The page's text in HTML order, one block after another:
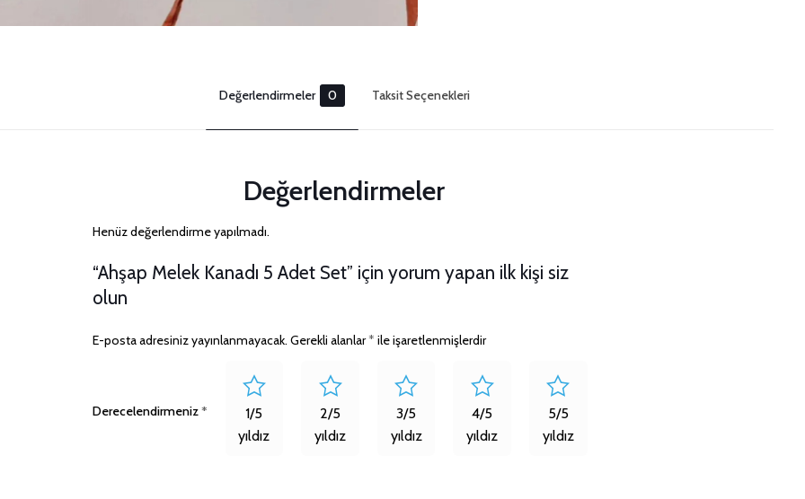
Değerlendirmeler 0 Taksit Seçenekleri
Değerlendirmeler
Henüz değerlendirme yapılmadı.
“Ahşap Melek Kanadı 5 Adet Set” için yorum yapan ilk kişi siz
olun
E-posta adresiniz yayınlanmayacak. Gerekli alanlar* ile işaretlenmişlerdir
Derecelendirmeniz*
1/5
yıldız
2/5
yıldız
3/5
yıldız
4/5
yıldız
5/5
yıldız